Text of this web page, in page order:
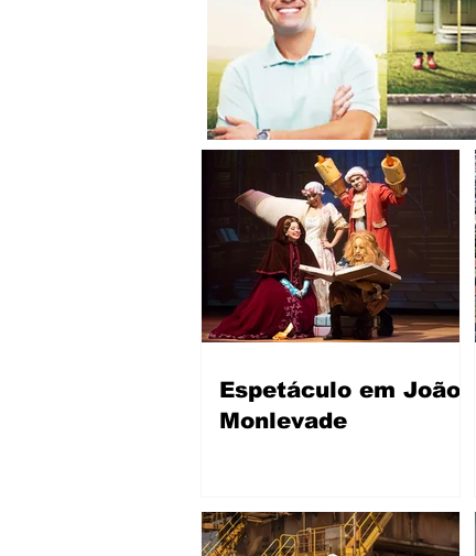
Espetáculo em João
Monlevade